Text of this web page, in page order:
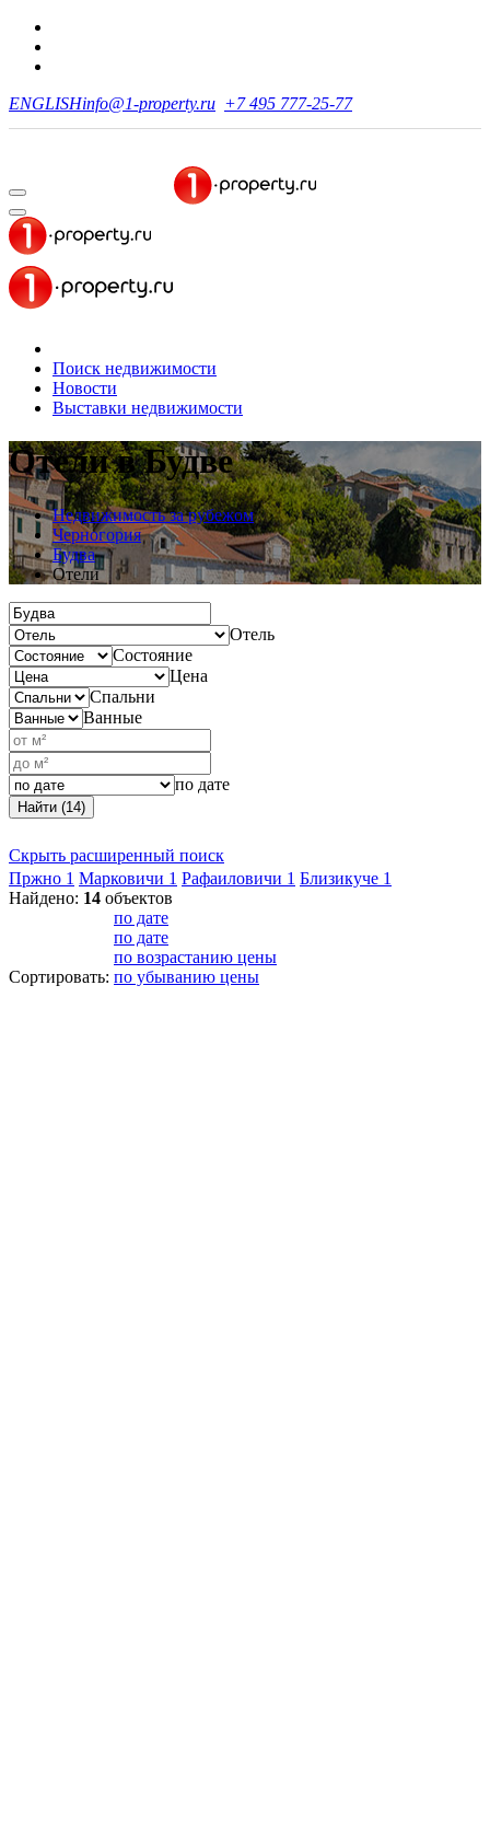
ENGLISHinfo@1-property.ru +7 495 777-25-77
Поиск недвижимости
Новости
Выставки недвижимости
Отелив Будве
Недвижимость за рубежом
Черногория
Будва
Отели
Отель
Состояние
Цена
Спальни
Ванные
по дате
Найти (14)
Скрыть расширенный поиск
Пржно 1 Марковичи 1 Рафаиловичи 1 Близикуче 1
Найдено: 14 объектов
Сортировать:
по дате
по дате
по возрастанию цены
по убыванию цены